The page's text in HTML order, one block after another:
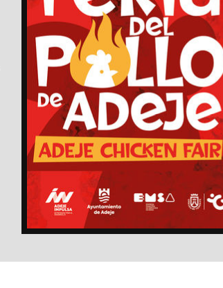
Gastro
Infantil
Música
Escénicas